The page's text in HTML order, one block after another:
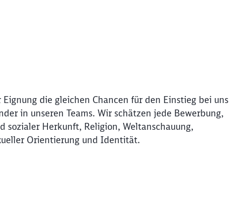
die gleichen Chancen für den Einstieg bei uns
in unseren Teams. Wir schätzen jede Bewerbung,
Herkunft, Religion, Weltanschauung,
Orientierung und Identität.